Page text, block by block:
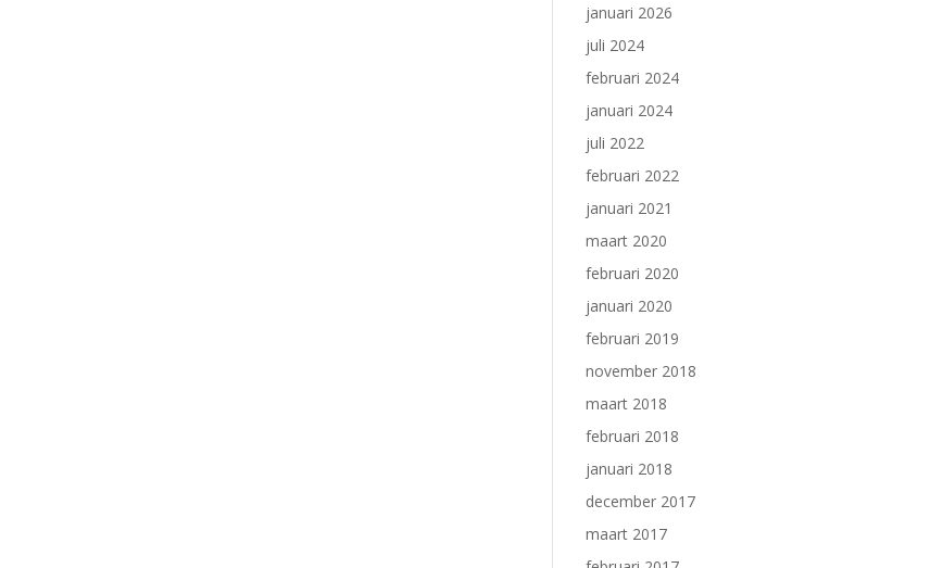
januari 2026
juli 2024
februari 2024
januari 2024
juli 2022
februari 2022
januari 2021
maart 2020
februari 2020
januari 2020
februari 2019
november 2018
maart 2018
februari 2018
januari 2018
december 2017
maart 2017